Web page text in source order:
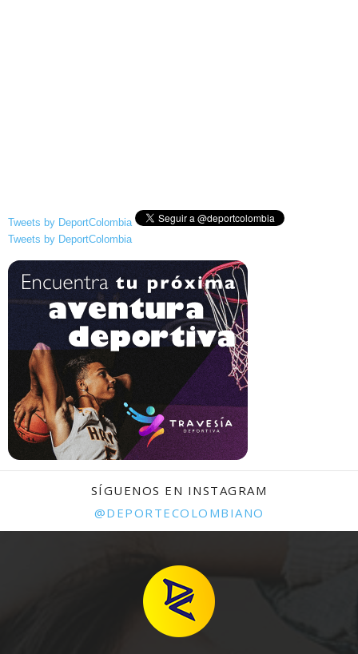
Tweets by DeportColombia
Tweets by DeportColombia
SÍGUENOS EN INSTAGRAM
@DEPORTECOLOMBIANO